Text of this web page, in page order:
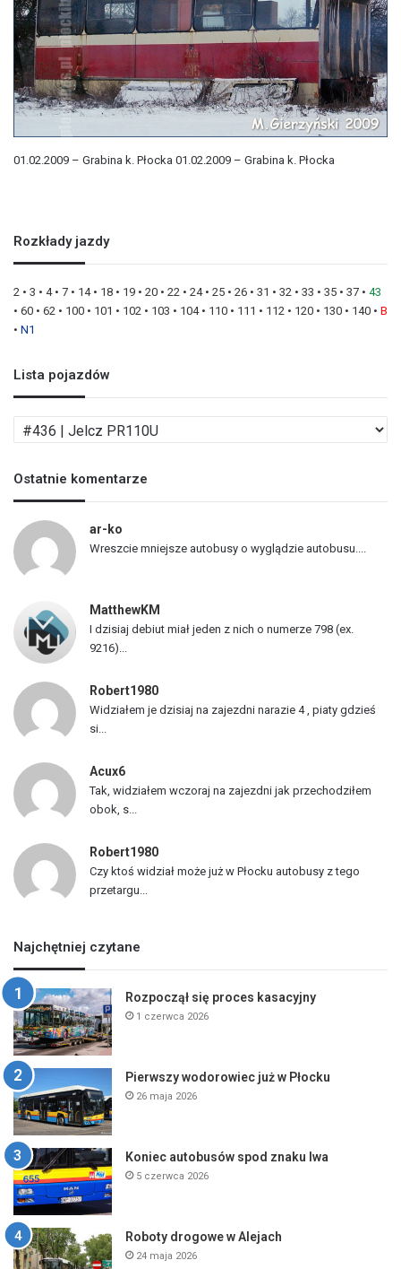
01.02.2009 – Grabina k. Płocka 01.02.2009 – Grabina k. Płocka
Rozkłady jazdy
2 • 3 • 4• 7 • 14• 18 • 19 • 20 • 22 • 24• 25 • 26 • 31 • 32 • 33 • 35 • 37 • 43
• 60 • 62 • 100 • 101 • 102 • 103 • 104• 110 • 111 • 112 • 120 • 130 • 140 • B
• N1
Lista pojazdów
i
t
a
o
j
w
Ostatnie komentarze
ar-ko
Wreszcie mniejsze autobusy o wyglądzie autobusu....
MatthewKM
I dzisiaj debiut miał jeden z nich o numerze 798 (ex.
9216)...
Robert1980
Widziałem je dzisiaj na zajezdni narazie 4 , piaty gdzieś
si...
Acux6
Tak, widziałem wczoraj na zajezdni jak przechodziłem
obok, s...
Robert1980
Czy ktoś widział może już w Płocku autobusy z tego
przetargu...
Najchętniej czytane
Rozpoczął się proces kasacyjny
1 czerwca 2026
Pierwszy wodorowiec już w Płocku
26 maja 2026
Koniec autobusów spod znaku lwa
5 czerwca 2026
Roboty drogowe w Alejach
24 maja 2026